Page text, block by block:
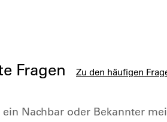
Fragen Zu den häufigen
ein Nachbar oder Bekannter